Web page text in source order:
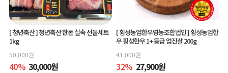
[ 청년축산 ]청년축산 한돈 실속 선물세트
1kg
50,000원
40% 30,000원
[ 횡성농업한우영농조합법인 ]횡성농업한
우 횡성한우 1+ 등급 업진살 200g
41,000원
32% 27,900원